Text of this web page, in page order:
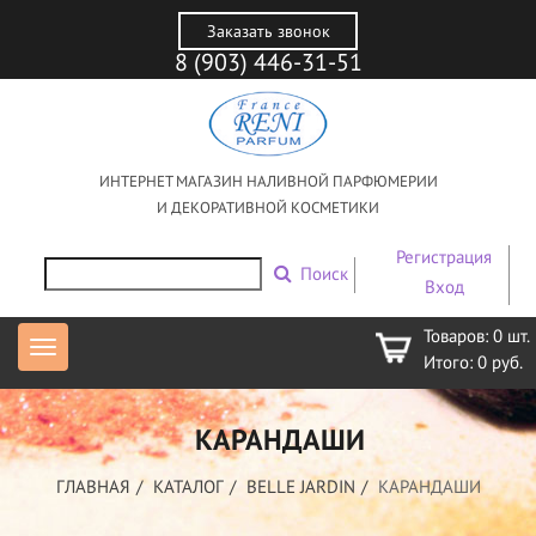
Заказать звонок
8 (903) 446-31-51
ИНТЕРНЕТ МАГАЗИН НАЛИВНОЙ ПАРФЮМЕРИИ
И ДЕКОРАТИВНОЙ КОСМЕТИКИ
Поиск
Регистрация
Вход
Товаров: 0 шт.
Итого: 0 руб.
КАРАНДАШИ
ГЛАВНАЯ КАТАЛОГ BELLE JARDIN КАРАНДАШИ